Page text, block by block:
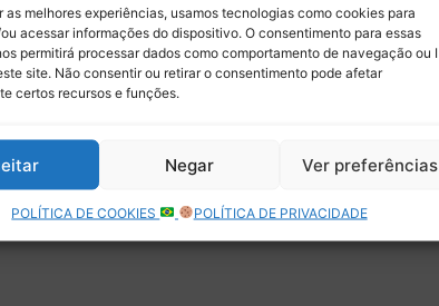
as melhores experiências, usamos tecnologias como cookies para
acessar informações do dispositivo. O consentimento para essas
permitirá processar dados como comportamento de navegação ou
site. Não consentir ou retirar o consentimento pode afetar
certos recursos e funções.
Negar Ver preferências
POLÍTICA DE COOKIES POLÍTICA DE PRIVACIDADE
Assinar